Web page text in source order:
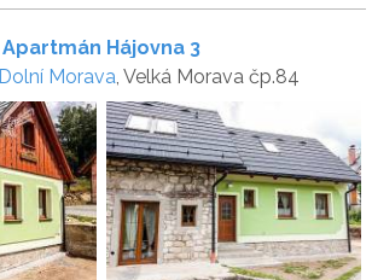
Apartmán Hájovna 3
Dolní Morava, Velká Morava čp.84